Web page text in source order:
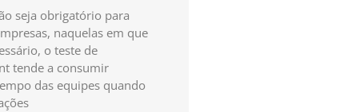
seja obrigatório para
naquelas em que
o teste de
tende a consumir
das equipes quando